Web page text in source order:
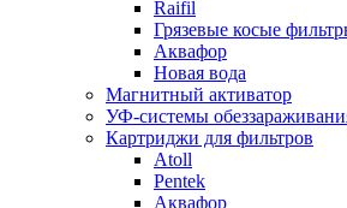
Raifil
Грязевые косые
Аквафор
Новая вода
Магнитный активатор
УФ-системы
Картриджи для фильтров
Atoll
Pentek
Аквафор